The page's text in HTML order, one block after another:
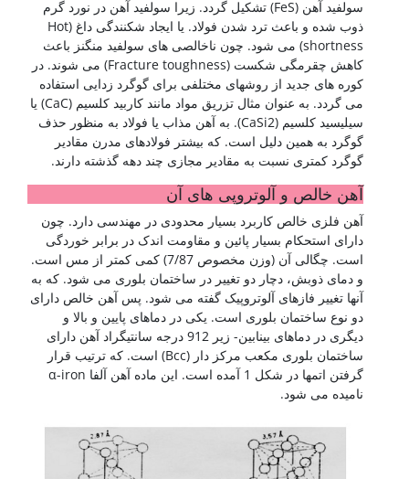
سولفید آهن (FeS) تشکیل گردد. زیرا سولفید آهن در نورد گرم
ذوب شده و باعث ترد شدن فولاد. یا ایجاد شکنندگی داغ (Hot
shortness) می شود. چون ناخالصی های سولفید منگنز باعث
کاهش چقرمگی شکست (Fracture toughness) می شوند. در
کوره های جدید از روشهای مختلفی برای گوگرد زدایی استفاده
می گردد. به عنوان مثال تزریق مواد مانند کاربید کلسیم (CaC) یا
سیلیسید کلسیم (CaSi2). به آهن مذاب یا فولاد به منظور حذف
گوگرد به همین دلیل است. که بیشتر فولادهای مدرن مقادیر
گوگرد کمتری نسبت به مقادیر مجازی چند دهه گذشته دارند.
آهن خالص و آلوتروپی های آن
آهن فلزی خالص کاربرد بسیار محدودی در مهندسی دارد. چون
دارای استحکام بسیار پائین و مقاومت اندک در برابر خوردگی
است. چگالی آن (وزن مخصوص 7/87) کمی کمتر از مس است.
و دمای ذوبش، دچار دو تغییر در ساختمان بلوری می شود. که به
آنها تغییر فازهای آلوتروپیک گفته می شود. پس آهن خالص دارای
دو نوع ساختمان بلوری است. یکی در دماهای پایین و بالا و
دیگری در دماهای بینابین- زیر 912 درجه سانتیگراد آهن دارای
ساختمان بلوری مکعب مرکز دار (Bcc) است. که ترتیب قرار
گرفتن اتمها در شکل 1 آمده است. این ماده آهن آلفا α-iron
نامیده می شود.